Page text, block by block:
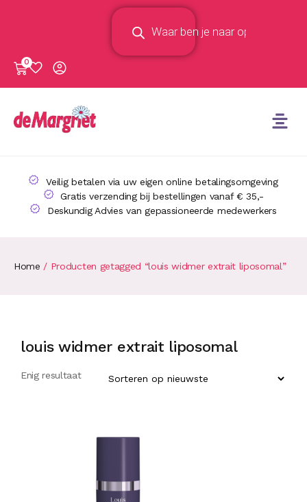
0
Veilig betalen via uw eigen online betalingsomgeving
Gratis verzending bij bestellingen vanaf € 35,-
Deskundig Advies van gepassioneerde medewerkers
Home / Producten getagged “louis widmer extrait liposomal”
louis widmer extrait liposomal
Enig resultaat